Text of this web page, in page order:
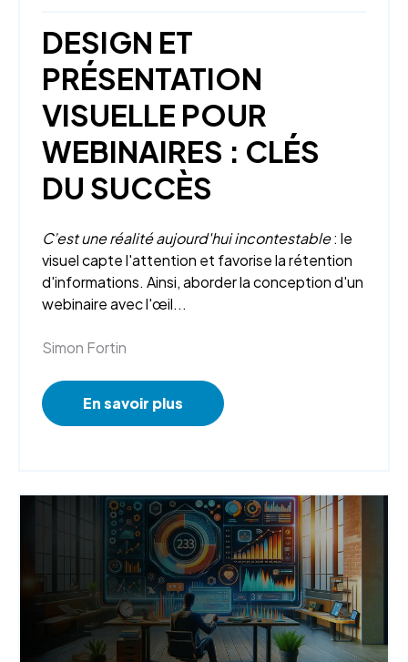
DESIGN ET
PRÉSENTATION
VISUELLE POUR
WEBINAIRES : CLÉS
DU SUCCÈS
C’est une réalité aujourd'hui incontestable: le
visuel capte l'attention et favorise la rétention
d'informations. Ainsi, aborder la conception d'un
webinaire avec l'œil...
Simon Fortin
En savoir plus